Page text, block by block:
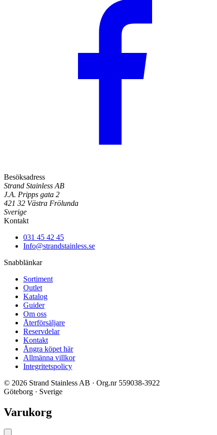
Besöksadress
Strand Stainless AB
J.A. Pripps gata 2
421 32 Västra Frölunda
Sverige
Kontakt
031 45 42 45
Info@strandstainless.se
Snabblänkar
Sortiment
Outlet
Katalog
Guider
Om oss
Återförsäljare
Reservdelar
Kontakt
Ångra köpet här
Allmänna villkor
Integritetspolicy
© 2026 Strand Stainless AB · Org.nr 559038-3922
Göteborg · Sverige
Varukorg